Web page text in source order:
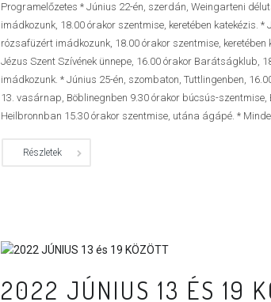
Programelőzetes * Június 22-én, szerdán, Weingarteni
imádkozunk, 18.00 órakor szentmise, keretében katekézis.
rózsafüzért imádkozunk, 18.00 órakor szentmise,
Jézus Szent Szívének ünnepe, 16.00 órakor Barátságklub,
imádkozunk. * Június 25-én, szombaton, Tuttlingenben,
13. vasárnap, Böblinegnben 9.30 órakor búcsús-
Heilbronnban 15.30 órakor szentmise, utána ágápé. *
Részletek
2022 JÚNIUS 13 ÉS 19